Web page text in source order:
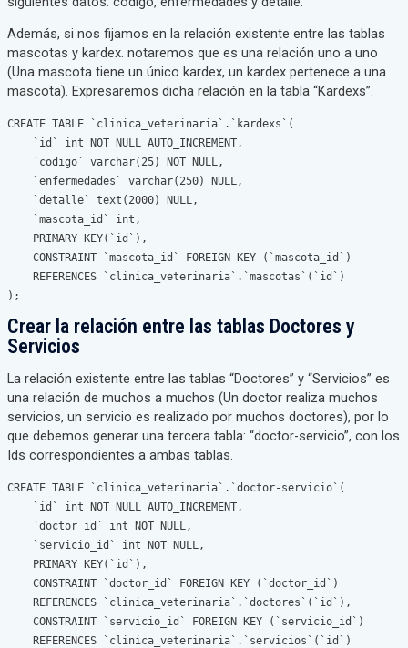
Además, si nos fijamos en la relación existente entre las tablas
mascotas y kardex. notaremos que es una relación uno a uno
(Una mascota tiene un único kardex, un kardex pertenece a una
mascota). Expresaremos dicha relación en la tabla “Kardexs”.
CREATE TABLE `clinica_veterinaria`.`kardexs`(
    `id` int NOT NULL AUTO_INCREMENT,
    `codigo` varchar(25) NOT NULL,
    `enfermedades` varchar(250) NULL,
    `detalle` text(2000) NULL,
    `mascota_id` int,
    PRIMARY KEY(`id`),
    CONSTRAINT `mascota_id` FOREIGN KEY (`mascota_id`)
    REFERENCES `clinica_veterinaria`.`mascotas`(`id`)
);
Crear la relación entre las tablas Doctores y
Servicios
La relación existente entre las tablas “Doctores” y “Servicios” es
una relación de muchos a muchos (Un doctor realiza muchos
servicios, un servicio es realizado por muchos doctores), por lo
que debemos generar una tercera tabla: “doctor-servicio”, con los
Ids correspondientes a ambas tablas.
CREATE TABLE `clinica_veterinaria`.`doctor-servicio`(
    `id` int NOT NULL AUTO_INCREMENT,
    `doctor_id` int NOT NULL,
    `servicio_id` int NOT NULL,
    PRIMARY KEY(`id`),
    CONSTRAINT `doctor_id` FOREIGN KEY (`doctor_id`)
    REFERENCES `clinica_veterinaria`.`doctores`(`id`),
    CONSTRAINT `servicio_id` FOREIGN KEY (`servicio_id`)
    REFERENCES `clinica_veterinaria`.`servicios`(`id`)